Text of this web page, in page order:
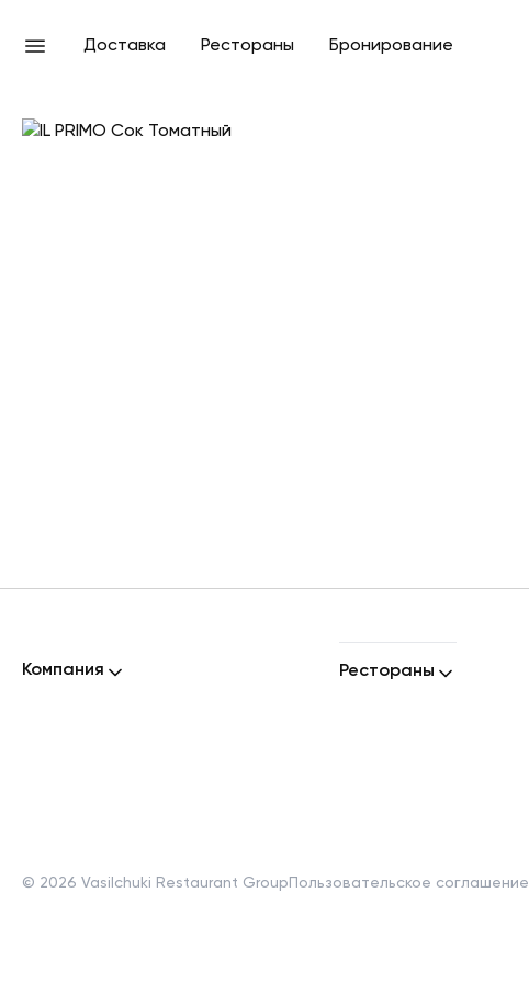
Доставка Рестораны Бронирование
Компания Рестораны
© 2026 Vasilchuki Restaurant Group Пользовательское соглашение